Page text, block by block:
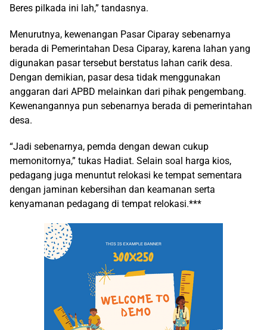
Beres pilkada ini lah,” tandasnya.
Menurutnya, kewenangan Pasar Ciparay sebenarnya
berada di Pemerintahan Desa Ciparay, karena lahan yang
digunakan pasar tersebut berstatus lahan carik desa.
Dengan demikian, pasar desa tidak menggunakan
anggaran dari APBD melainkan dari pihak pengembang.
Kewenangannya pun sebenarnya berada di pemerintahan
desa.
“Jadi sebenarnya, pemda dengan dewan cukup
memonitornya,” tukas Hadiat. Selain soal harga kios,
pedagang juga menuntut relokasi ke tempat sementara
dengan jaminan kebersihan dan keamanan serta
kenyamanan pedagang di tempat relokasi.***